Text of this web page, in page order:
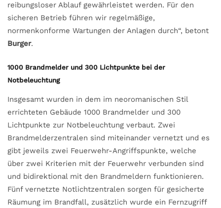
reibungsloser Ablauf gewährleistet werden. Für den
sicheren Betrieb führen wir regelmäßige,
normenkonforme Wartungen der Anlagen durch“, betont
Burger.
1000 Brandmelder und 300 Lichtpunkte bei der
Notbeleuchtung
Insgesamt wurden in dem im neoromanischen Stil
errichteten Gebäude 1000 Brandmelder und 300
Lichtpunkte zur Notbeleuchtung verbaut. Zwei
Brandmelderzentralen sind miteinander vernetzt und es
gibt jeweils zwei Feuerwehr-Angriffspunkte, welche
über zwei Kriterien mit der Feuerwehr verbunden sind
und bidirektional mit den Brandmeldern funktionieren.
Fünf vernetzte Notlichtzentralen sorgen für gesicherte
Räumung im Brandfall, zusätzlich wurde ein Fernzugriff